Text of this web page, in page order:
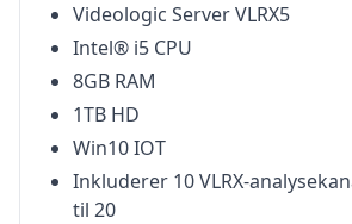
Videologic Server VLRX5
Intel® i5 CPU
8GB RAM
1TB HD
Win10 IOT
Inkluderer 10 VLRX-
til 20